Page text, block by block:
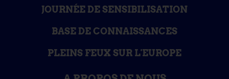
JOURNÉE DE SENSIBILISATION
BASE DE CONNAISSANCES
PLEINS FEUX SUR L'EUROPE